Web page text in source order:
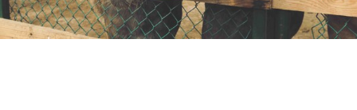
Agricoltura,
caccia e
pesca